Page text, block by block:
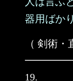
器用ばか
（ 剣術・
19.